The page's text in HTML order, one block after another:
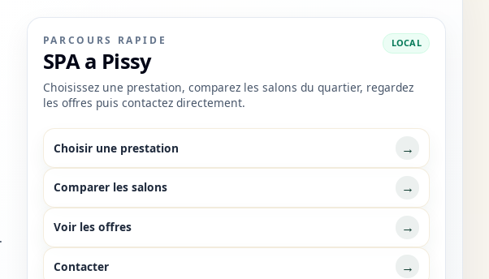
PARCOURS RAPIDE
SPA a Pissy
LOCAL
Choisissez une prestation, comparez les salons du quartier, regardez
les offres puis contactez directement.
Choisir une prestation →
Comparer les salons →
Voir les offres →
Contacter →